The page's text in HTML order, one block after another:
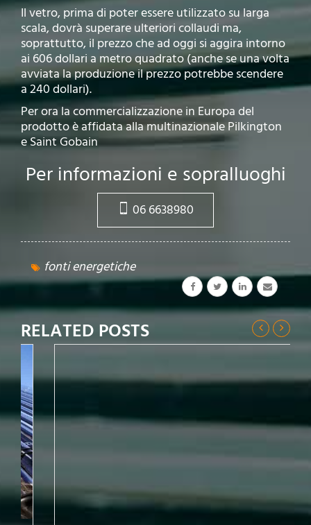
Il vetro, prima di poter essere utilizzato su larga
scala, dovrà superare ulteriori collaudi ma,
soprattutto, il prezzo che ad oggi si aggira intorno
ai 606 dollari a metro quadrato (anche se una volta
avviata la produzione il prezzo potrebbe scendere
a 240 dollari).
Per ora la commercializzazione in Europa del
prodotto è affidata alla multinazionale Pilkington
e Saint Gobain
Per informazioni e sopralluoghi
06 6638980
fonti energetiche
RELATED POSTS